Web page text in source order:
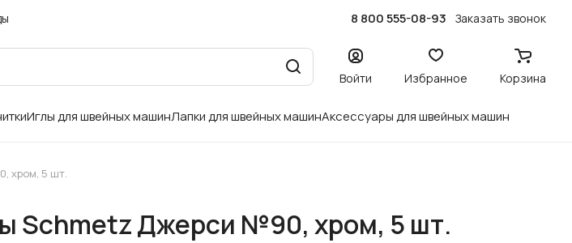
8 800 555-08-93 Заказать звонок
Войти Избранное Корзина
Иглы для швейных машинЛапки для швейных машинАксессуары для швейных машин
хром, 5 шт.
Schmetz Джерси №90, хром, 5 шт.